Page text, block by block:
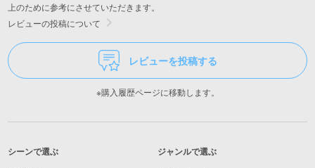
上のために参考にさせていただきます。
レビューの投稿について
レビューを投稿する
※購入履歴ページに移動します。
シーンで選ぶ ジャンルで選ぶ